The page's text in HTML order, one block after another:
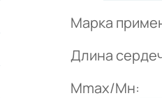
Марка
Длина
Mmax/Mн: